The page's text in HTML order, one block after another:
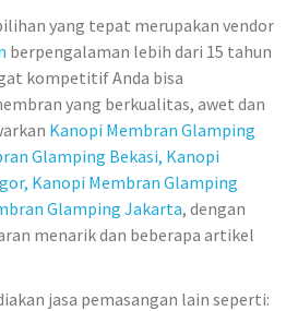
yang tepat merupakan vendor
berpengalaman lebih dari 15 tahun
kompetitif Anda bisa
yang berkualitas, awet dan
Kanopi Membran Glamping
Glamping Bekasi, Kanopi
Kanopi Membran Glamping
Glamping Jakarta, dengan
menarik dan beberapa artikel
jasa pemasangan lain seperti: